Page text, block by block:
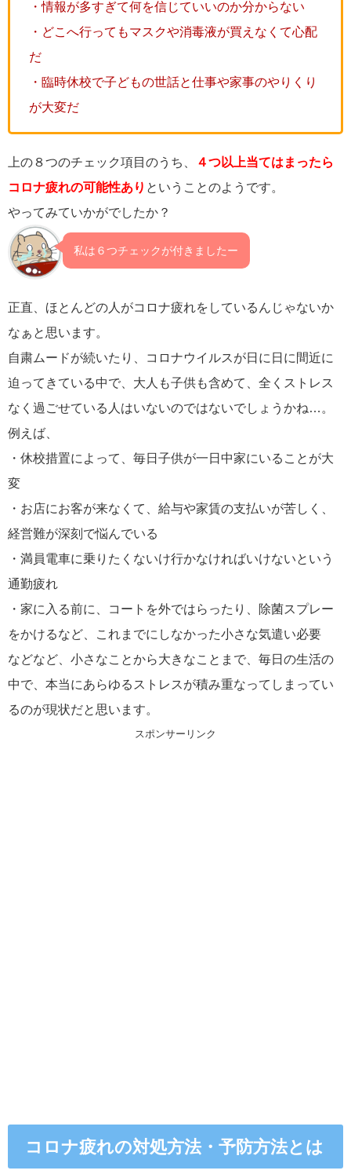
・情報が多すぎて何を信じていいのか分からない
・どこへ行ってもマスクや消毒液が買えなくて心配
だ
・臨時休校で子どもの世話と仕事や家事のやりくり
が大変だ
上の８つのチェック項目のうち、
４つ以上当てはまったら
コロナ疲れの可能性あり ということのようです。
やってみていかがでしたか？
私は６つチェックが付きましたー
正直、ほとんどの人がコロナ疲れをしているんじゃないか
なぁと思います。
自粛ムードが続いたり、コロナウイルスが日に日に間近に
迫ってきている中で、大人も子供も含めて、全くストレス
なく過ごせている人はいないのではないでしょうかね…。
例えば、
・休校措置によって、毎日子供が一日中家にいることが大
変
・お店にお客が来なくて、給与や家賃の支払いが苦しく、
経営難が深刻で悩んでいる
・満員電車に乗りたくないけ行かなければいけないという
通勤疲れ
・家に入る前に、コートを外ではらったり、除菌スプレー
をかけるなど、これまでにしなかった小さな気遣い必要
などなど、小さなことから大きなことまで、毎日の生活の
中で、本当にあらゆるストレスが積み重なってしまってい
るのが現状だと思います。
スポンサーリンク
コロナ疲れの対処方法・予防方法とは